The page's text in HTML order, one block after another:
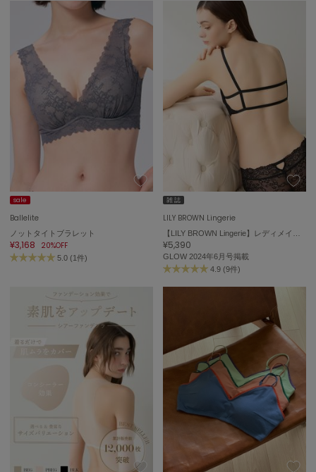
sale
Ballelite
ノットタイトブラレット
¥3,168 20%OFF
5.0 (1件)
雑 誌
LILY BROWN Lingerie
¥5,390
GLOW 2024年6月号掲載
4.9 (9件)